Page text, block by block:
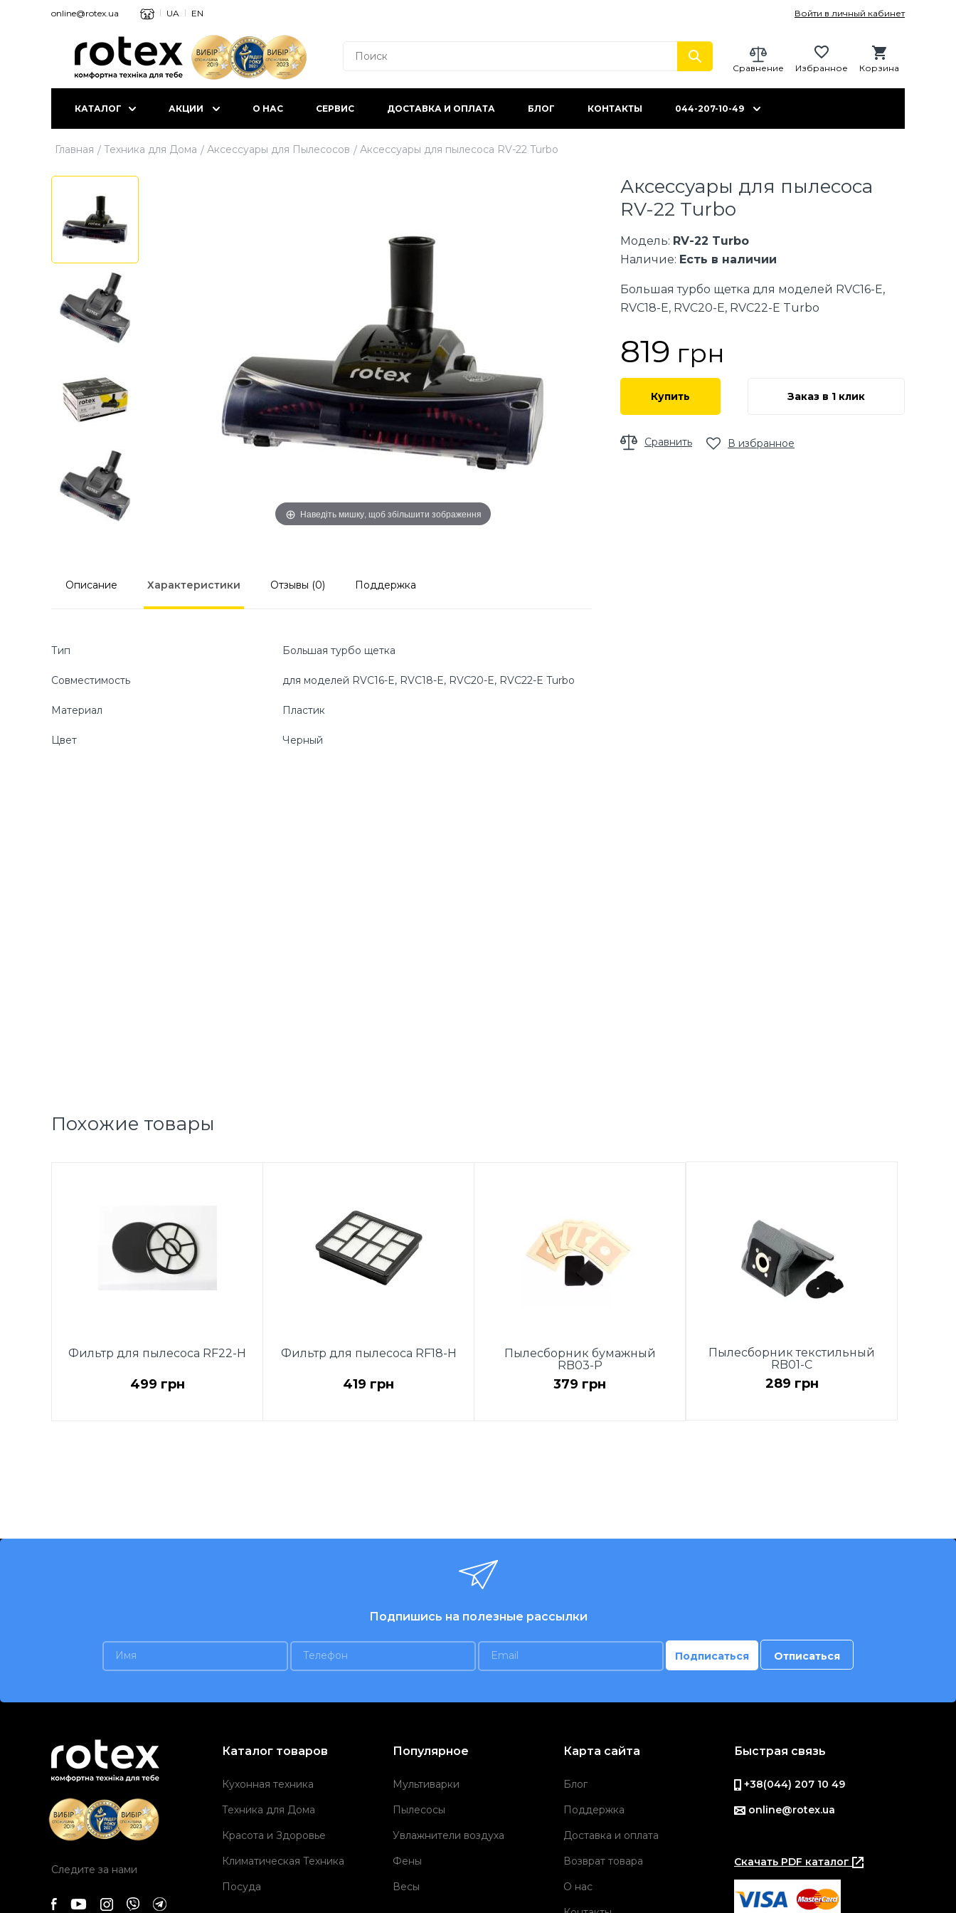
online@rotex.ua UA EN Войти в личный кабинет
Корзина
Избранное
Сравнение
КАТАЛОГ АКЦИИ О НАС СЕРВИС ДОСТАВКА И ОПЛАТА БЛОГ КОНТАКТЫ 044-207-10-49
Главная Техника для Дома Аксессуары для Пылесосов Аксессуары для пылесоса RV-22 Turbo
Наведіть мишку, щоб збільшити зображення
Описание Характеристики Отзывы (0) Поддержка
Тип Большая турбо щетка
Совместимость для моделей RVC16-E, RVC18-E, RVC20-E, RVC22-E Turbo
Материал Пластик
Цвет Черный
Аксессуары для пылесоса
RV-22 Turbo
Модель: RV-22 Turbo
Наличие: Есть в наличии
Большая турбо щетка для моделей RVC16-E,
RVC18-E, RVC20-E, RVC22-E Turbo
819 грн
Купить Заказ в 1 клик
Сравнить В избранное
Похожие товары
Фильтр для пылесоса RF22-H
499 грн
Фильтр для пылесоса RF18-H
419 грн
Пылесборник бумажный
RB03-P
379 грн
Пылесборник текстильный
RB01-C
289 грн
Подпишись на полезные рассылки
Следите за нами
Каталог товаров
Кухонная техника
Техника для Дома
Красота и Здоровье
Климатическая Техника
Посуда
Популярное
Мультиварки
Пылесосы
Увлажнители воздуха
Фены
Весы
Карта сайта
Блог
Поддержка
Доставка и оплата
Возврат товара
О нас
Быстрая связь
+38(044) 207 10 49
online@rotex.ua
Скачать PDF каталог